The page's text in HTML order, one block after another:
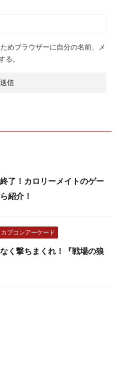
めブラウザーに自分の名前、メ
る。
了！カロリーメイトのゲー
紹介！
カプコンアーケード
く撃ちまくれ！『戦場の狼